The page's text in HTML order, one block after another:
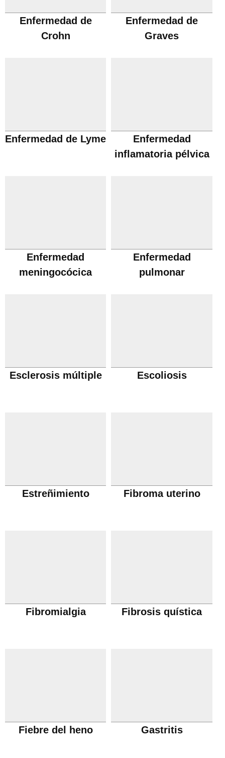
Enfermedad de
Crohn
Enfermedad de
Graves
Enfermedad de Lyme
Enfermedad
inflamatoria pélvica
Enfermedad
meningocócica
Enfermedad
pulmonar
Esclerosis múltiple Escoliosis
Estreñimiento Fibroma uterino
Fibromialgia Fibrosis quística
Fiebre del heno Gastritis